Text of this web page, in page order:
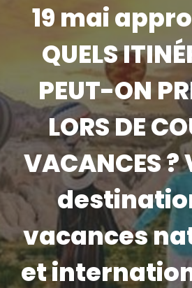
19 mai
QUELS
PEUT-ON
LORS DE
VACANCES
vacances
et